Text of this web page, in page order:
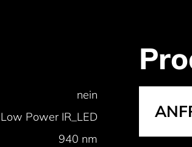
nein
Low Power IR_LED
940 nm